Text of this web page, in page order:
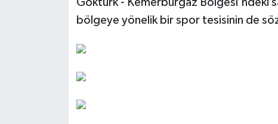
bölgeye yönelik bir spor tesisinin de